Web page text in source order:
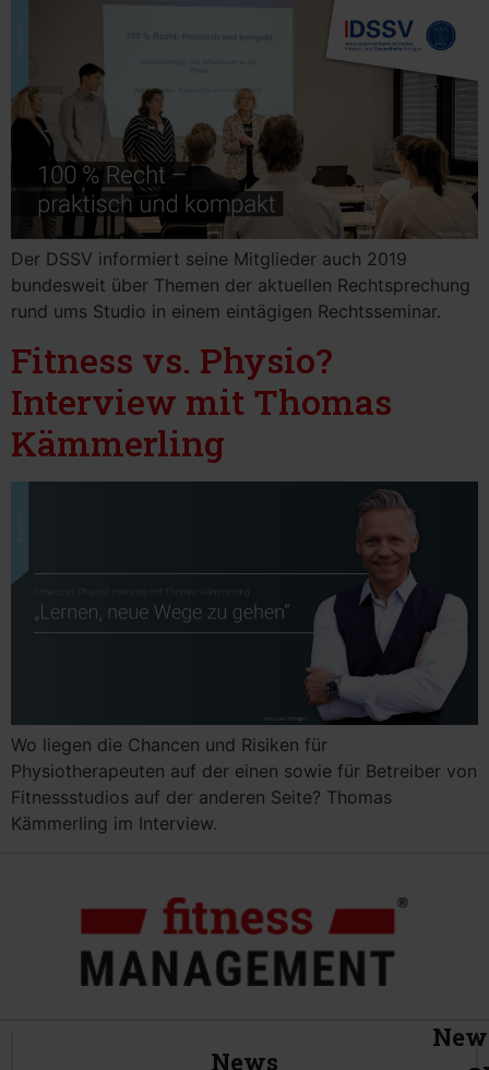
Der DSSV informiert seine Mitglieder auch 2019
bundesweit über Themen der aktuellen Rechtsprechung
rund ums Studio in einem eintägigen Rechtsseminar.
Fitness vs. Physio?
Interview mit Thomas
Kämmerling
Wo liegen die Chancen und Risiken für
Physiotherapeuten auf der einen sowie für Betreiber von
Fitnessstudios auf der anderen Seite? Thomas
Kämmerling im Interview.
News